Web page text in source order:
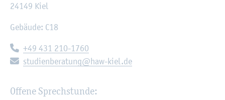
24149 Kiel
Ge­bäu­de: C18
Te­le­fon:
+49 431 210-1760
E-Mail:
stu­di­en­be­ra­tung@​haw-​kiel.​de
Of­fe­ne Sprech­stun­de: